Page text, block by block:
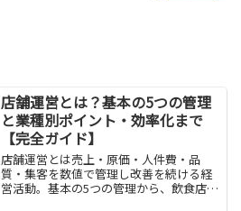
店舗運営とは？基本の5つの管理
と業種別ポイント・効率化まで
【完全ガイド】
店舗運営とは売上・原価・人件費・品
質・集客を数値で管理し改善を続ける経
営活動。基本の5つの管理から、飲食店・